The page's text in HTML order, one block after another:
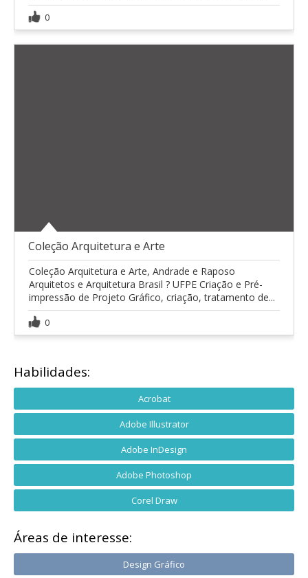
0
Coleção Arquitetura e Arte
Coleção Arquitetura e Arte, Andrade e Raposo
Arquitetos e Arquitetura Brasil ? UFPE Criação e Pré-
impressão de Projeto Gráfico, criação, tratamento de...
0
Habilidades:
Acrobat
Adobe Illustrator
Adobe InDesign
Adobe Photoshop
Corel Draw
Áreas de interesse:
Design Gráfico